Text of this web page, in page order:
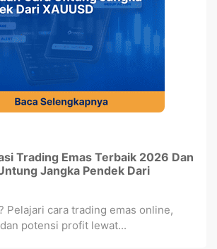
Trading Emas Terbaik 2026 Dan
Jangka Pendek Dari
Pelajari cara trading emas online,
potensi profit lewat...